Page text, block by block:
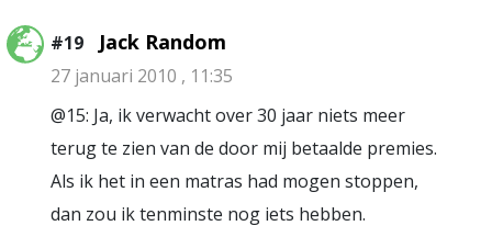
#19 Jack Random
27 januari 2010 , 11:35
@15: Ja, ik verwacht over 30 jaar niets meer
terug te zien van de door mij betaalde premies.
Als ik het in een matras had mogen stoppen,
dan zou ik tenminste nog iets hebben.